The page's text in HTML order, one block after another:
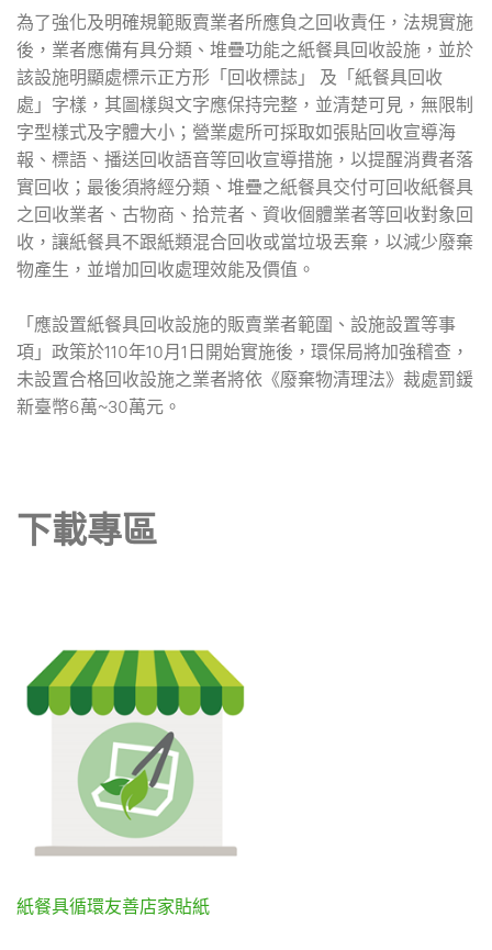
為了強化及明確規範販賣業者所應負之回收責任，法規實施
後，業者應備有具分類、堆疊功能之紙餐具回收設施，並於
該設施明顯處標示正方形「回收標誌」 及「紙餐具回收
處」字樣，其圖樣與文字應保持完整，並清楚可見，無限制
字型樣式及字體大小；營業處所可採取如張貼回收宣導海
報、標語、播送回收語音等回收宣導措施，以提醒消費者落
實回收；最後須將經分類、堆疊之紙餐具交付可回收紙餐具
之回收業者、古物商、拾荒者、資收個體業者等回收對象回
收，讓紙餐具不跟紙類混合回收或當垃圾丟棄，以減少廢棄
物產生，並增加回收處理效能及價值。
「應設置紙餐具回收設施的販賣業者範圍、設施設置等事
項」政策於110年10月1日開始實施後，環保局將加強稽查，
未設置合格回收設施之業者將依《廢棄物清理法》裁處罰鍰
新臺幣6萬~30萬元。
下載專區
紙餐具循環友善店家貼紙